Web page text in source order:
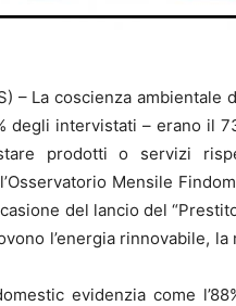
– La coscienza
degli intervistati – erano il
prodotti o servizi
Mensile
del lancio del
l’energia rinnovabile,
evidenzia come